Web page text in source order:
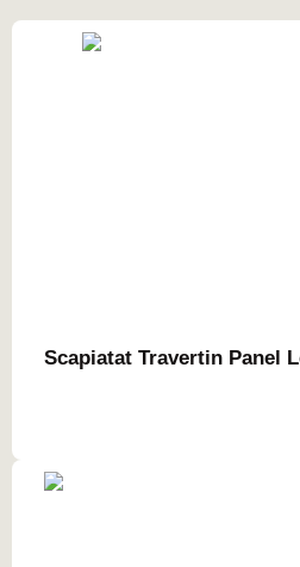
Scapiatat Travertin Panel